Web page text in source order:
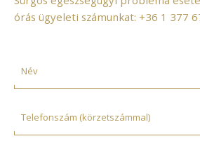
órás ügyeleti számunkat: +36 1 377